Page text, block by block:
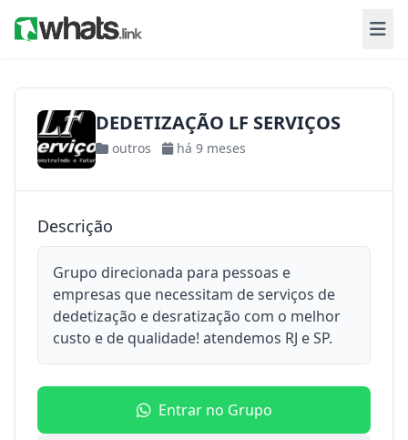
DEDETIZAÇÃO LF SERVIÇOS
outros há 9 meses
Descrição
Grupo direcionada para pessoas e
empresas que necessitam de serviços de
dedetização e desratização com o melhor
custo e de qualidade! atendemos RJ e SP.
Entrar no Grupo